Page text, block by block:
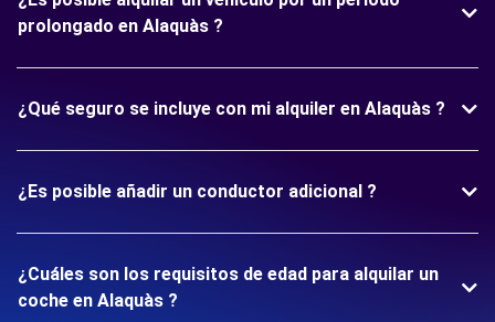
prolongado en Alaquàs ?
¿Qué seguro se incluye con mi alquiler en Alaquàs ?
¿Es posible añadir un conductor adicional ?
¿Cuáles son los requisitos de edad para alquilar un
coche en Alaquàs ?